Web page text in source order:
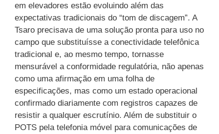
em elevadores estão evoluindo além das
expectativas tradicionais do “tom de discagem”. A
Tsaro precisava de uma solução pronta para uso no
campo que substituísse a conectividade telefônica
tradicional e, ao mesmo tempo, tornasse
mensurável a conformidade regulatória, não apenas
como uma afirmação em uma folha de
especificações, mas como um estado operacional
confirmado diariamente com registros capazes de
resistir a qualquer escrutínio. Além de substituir o
POTS pela telefonia móvel para comunicações de